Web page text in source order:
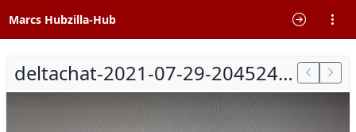
Marcs Hubzilla-Hub
deltachat-2021-07-29-204524.jpg